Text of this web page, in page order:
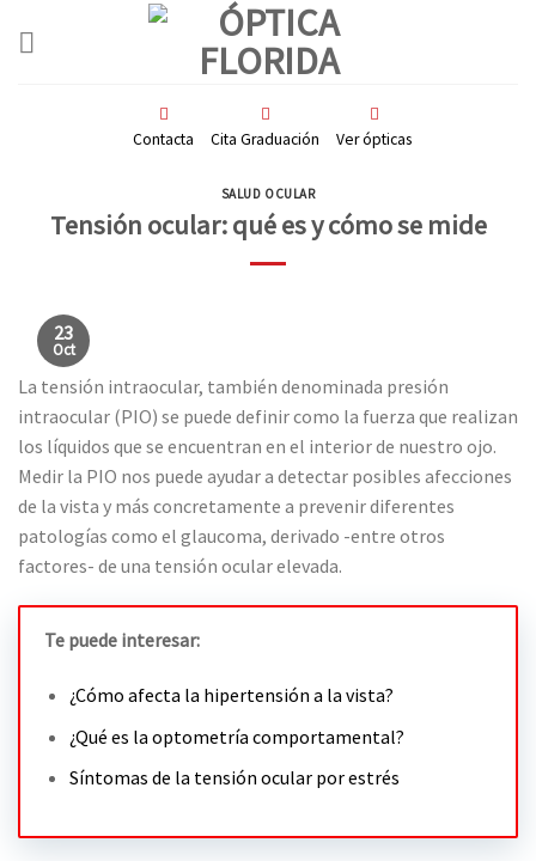
Contacta Cita Graduación Ver ópticas
SALUD OCULAR
Tensión ocular: qué es y cómo se mide
23
Oct
La tensión intraocular, también denominada presión
intraocular (PIO) se puede definir como la fuerza que realizan
los líquidos que se encuentran en el interior de nuestro ojo.
Medir la PIO nos puede ayudar a detectar posibles afecciones
de la vista y más concretamente a prevenir diferentes
patologías como el glaucoma, derivado -entre otros
factores- de una tensión ocular elevada.
Te puede interesar:
¿Cómo afecta la hipertensión a la vista?
¿Qué es la optometría comportamental?
Síntomas de la tensión ocular por estrés